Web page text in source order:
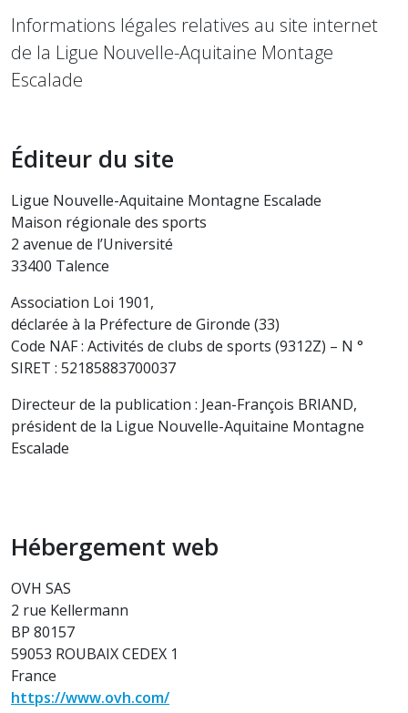
Informations légales relatives au site internet
de la Ligue Nouvelle-Aquitaine Montage
Escalade
Éditeur du site
Ligue Nouvelle-Aquitaine Montagne Escalade
Maison régionale des sports
2 avenue de l’Université
33400 Talence
Association Loi 1901,
déclarée à la Préfecture de Gironde (33)
Code NAF : Activités de clubs de sports (9312Z) – N °
SIRET : 52185883700037
Directeur de la publication : Jean-François BRIAND,
président de la Ligue Nouvelle-Aquitaine Montagne
Escalade
Hébergement web
OVH SAS
2 rue Kellermann
BP 80157
59053 ROUBAIX CEDEX 1
France
https://www.ovh.com/